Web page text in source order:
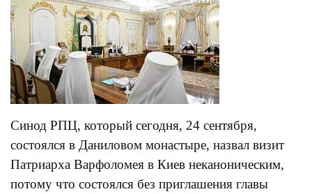
Синод РПЦ, который сегодня, 24 сентября,
состоялся в Даниловом монастыре, назвал визит
Патриарха Варфоломея в Киев неканоническим,
потому что состоялся без приглашения главы